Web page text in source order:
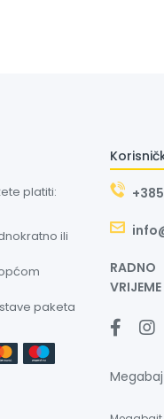
platiti:
ili
paketa
RADNO
VRIJEME